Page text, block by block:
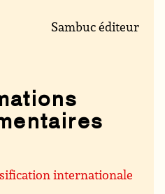
Sambuc éditeur
internationale